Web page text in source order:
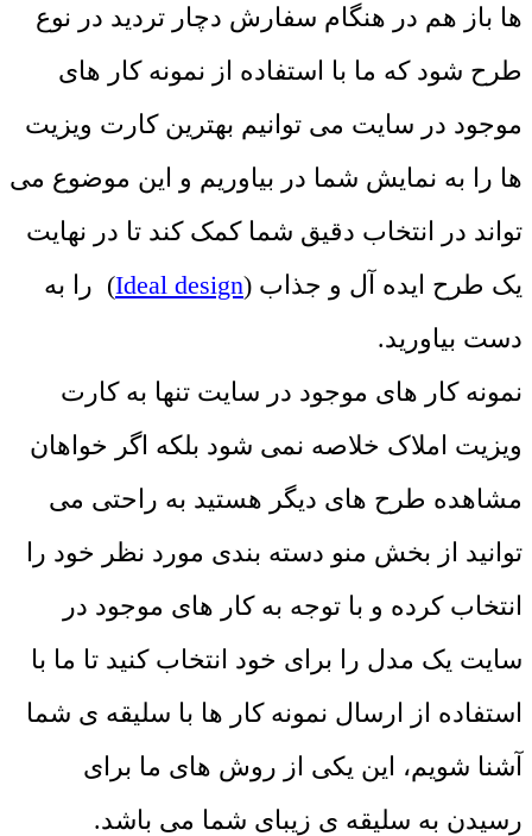
ها باز هم در هنگام سفارش دچار تردید در نوع
طرح شود که ما با استفاده از نمونه کار های
موجود در سایت می توانیم بهترین کارت ویزیت
ها را به نمایش شما در بیاوریم و این موضوع می
تواند در انتخاب دقیق شما کمک کند تا در نهایت
یک طرح ایده آل و جذاب (Ideal design) را به
دست بیاورید.
نمونه کار های موجود در سایت تنها به کارت
ویزیت املاک خلاصه نمی شود بلکه اگر خواهان
مشاهده طرح های دیگر هستید به راحتی می
توانید از بخش منو دسته بندی مورد نظر خود را
انتخاب کرده و با توجه به کار های موجود در
سایت یک مدل را برای خود انتخاب کنید تا ما با
استفاده از ارسال نمونه کار ها با سلیقه ی شما
آشنا شویم، این یکی از روش های ما برای
رسیدن به سلیقه ی زیبای شما می باشد.